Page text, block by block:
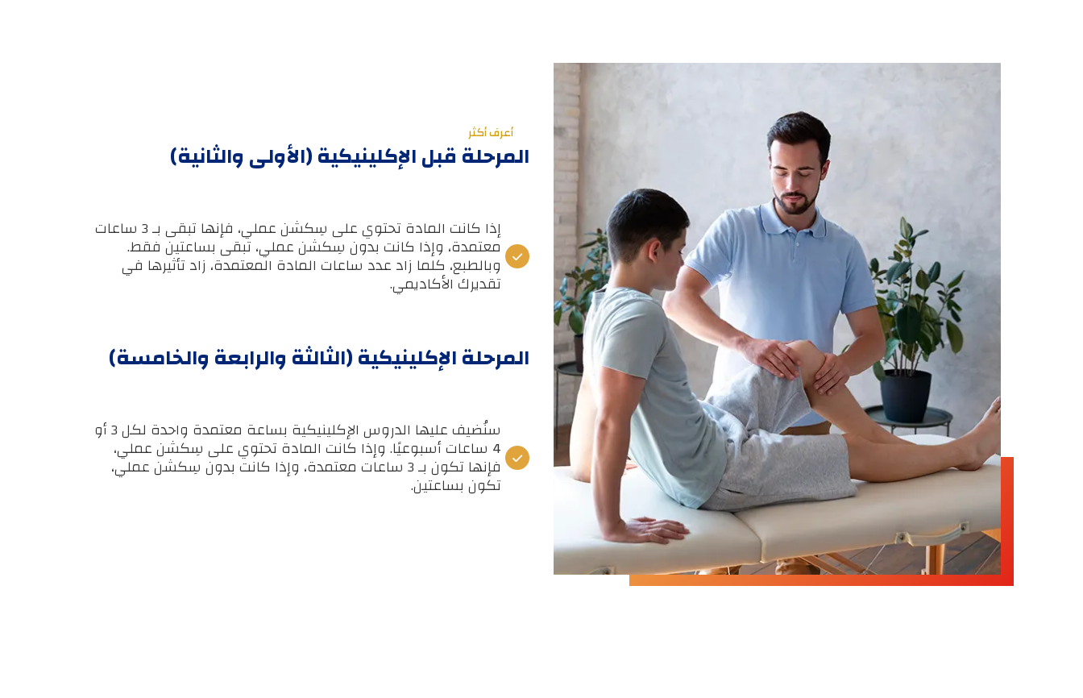
أعرف أكثر
المرحلة قبل الإكلينيكية (الأولى والثانية)
إذا كانت المادة تحتوي على سِكشن عملي، فإنها تبقى بـ 3 ساعات
معتمدة، وإذا كانت بدون سِكشن عملي، تبقى بساعتين فقط.
وبالطبع، كلما زاد عدد ساعات المادة المعتمدة، زاد تأثيرها في
تقديرك الأكاديمي.
المرحلة الإكلينيكية (الثالثة والرابعة والخامسة)
سنُضيف عليها الدروس الإكلينيكية بساعة معتمدة واحدة لكل 3 أو
4 ساعات أسبوعيًا. وإذا كانت المادة تحتوي على سِكشن عملي،
فإنها تكون بـ 3 ساعات معتمدة، وإذا كانت بدون سِكشن عملي،
تكون بساعتين.